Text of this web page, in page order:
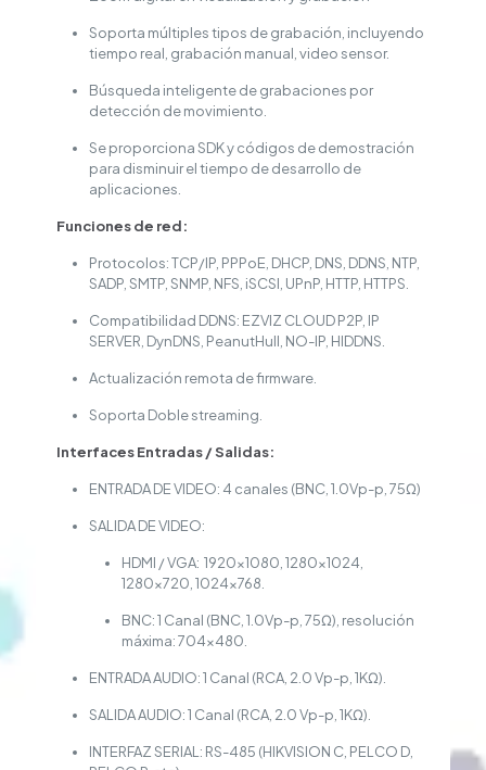
Soporta múltiples tipos de grabación, incluyendo
tiempo real, grabación manual, video sensor.
Búsqueda inteligente de grabaciones por
detección de movimiento.
Se proporciona SDK y códigos de demostración
para disminuir el tiempo de desarrollo de
aplicaciones.
Funciones de red:
Protocolos: TCP/IP, PPPoE, DHCP, DNS, DDNS, NTP,
SADP, SMTP, SNMP, NFS, iSCSI, UPnP, HTTP, HTTPS.
Compatibilidad DDNS: EZVIZ CLOUD P2P, IP
SERVER, DynDNS, PeanutHull, NO-IP, HIDDNS.
Actualización remota de firmware.
Soporta Doble streaming.
Interfaces Entradas / Salidas:
ENTRADA DE VIDEO: 4 canales (BNC, 1.0Vp-p, 75Ω)
SALIDA DE VIDEO:
HDMI / VGA: 1920×1080, 1280×1024,
1280×720, 1024×768.
BNC: 1 Canal (BNC, 1.0Vp-p, 75Ω), resolución
máxima: 704×480.
ENTRADA AUDIO: 1 Canal (RCA, 2.0 Vp-p, 1KΩ).
SALIDA AUDIO: 1 Canal (RCA, 2.0 Vp-p, 1KΩ).
INTERFAZ SERIAL: RS-485 (HIKVISION C, PELCO D,